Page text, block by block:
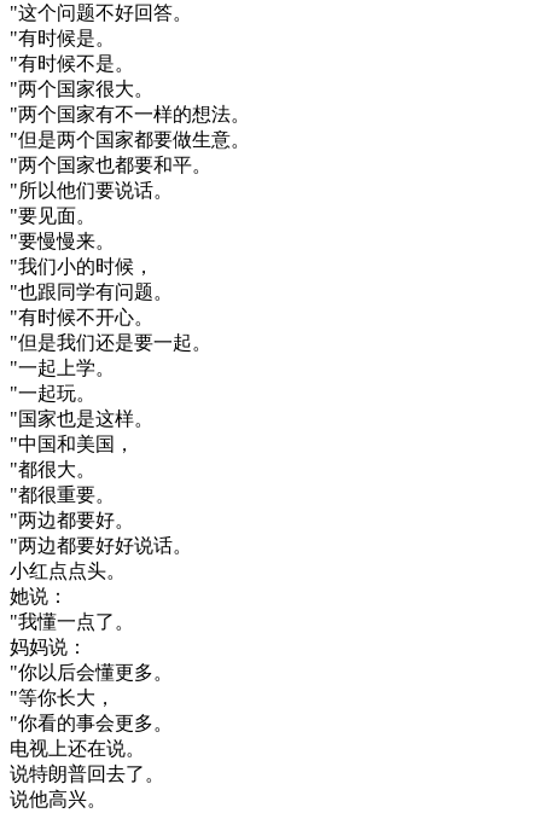
"这个问题不好回答。
"有时候是。
"有时候不是。
"两个国家很大。
"两个国家有不一样的想法。
"但是两个国家都要做生意。
"两个国家也都要和平。
"所以他们要说话。
"要见面。
"要慢慢来。
"我们小的时候 ，
"也跟同学有问题。
"有时候不开心。
"但是我们还是要一起。
"一起上学。
"一起玩。
"国家也是这样。
"中国和美国 ，
"都很大。
"都很重要。
"两边都要好。
"两边都要好好说话。
小红点点头。
她说 ：
"我懂一点了。
妈妈说 ：
"你以后会懂更多。
"等你长大 ，
"你看的事会更多。
电视上还在说。
说特朗普回去了。
说他高兴。